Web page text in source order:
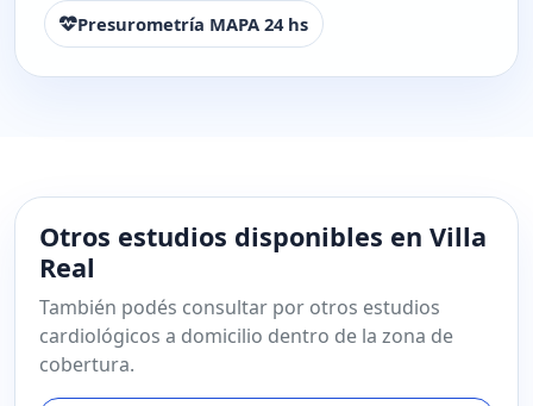
Presurometría MAPA 24 hs
Otros estudios disponibles en Villa
Real
También podés consultar por otros estudios
cardiológicos a domicilio dentro de la zona de
cobertura.